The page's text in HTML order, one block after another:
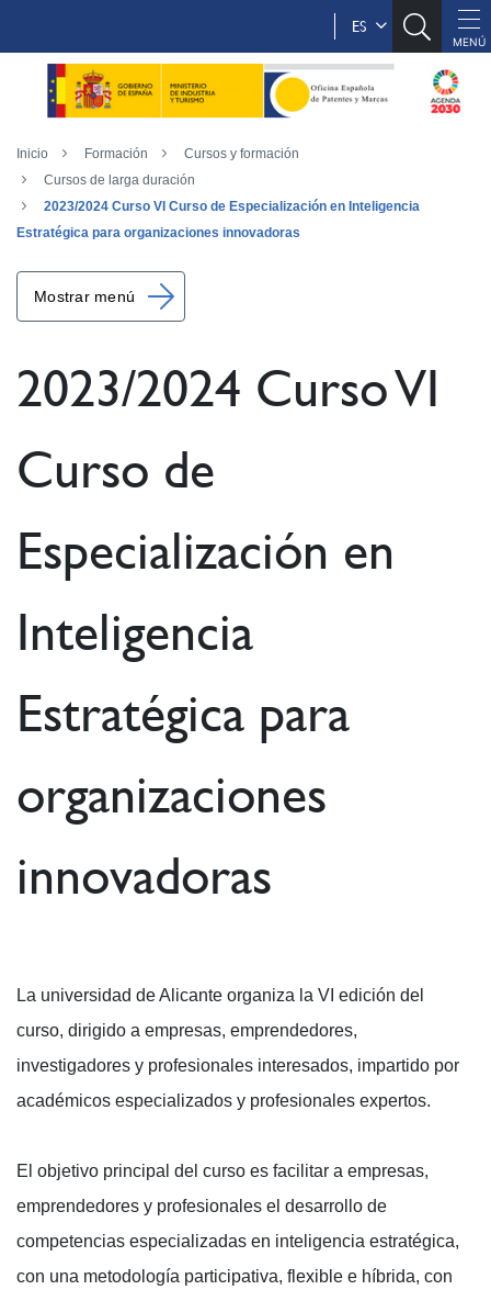
ES
Inicio Formación
Cursos y formación
Cursos de larga duración
2023/2024 Curso VI Curso de Especialización en Inteligencia
Estratégica para organizaciones innovadoras
Mostrar menú
2023/2024 Curso VI
Curso de
Especialización en
Inteligencia
Estratégica para
organizaciones
innovadoras
La universidad de Alicante organiza la VI edición del
curso, dirigido a empresas, emprendedores,
investigadores y profesionales interesados, impartido por
académicos especializados y profesionales expertos.
El objetivo principal del curso es facilitar a empresas,
emprendedores y profesionales el desarrollo de
competencias especializadas en inteligencia estratégica,
con una metodología participativa, flexible e híbrida, con